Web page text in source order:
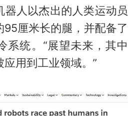
器人以杰出的人类运动员
95厘米长的腿，并配备了
系统。“展望未来，其中
用到工业领域。”